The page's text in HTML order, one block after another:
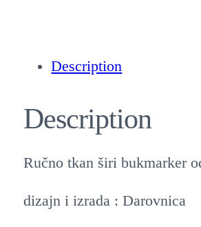
Description
Description
Ručno tkan širi bukmarker
dizajn i izrada : Darovnica